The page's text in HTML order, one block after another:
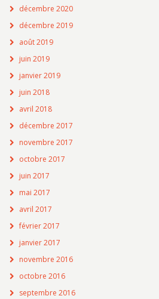
décembre 2020
décembre 2019
août 2019
juin 2019
janvier 2019
juin 2018
avril 2018
décembre 2017
novembre 2017
octobre 2017
juin 2017
mai 2017
avril 2017
février 2017
janvier 2017
novembre 2016
octobre 2016
septembre 2016